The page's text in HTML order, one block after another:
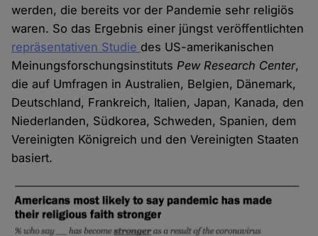
werden, die bereits vor der Pandemie sehr religiös
waren. So das Ergebnis einer jüngst veröffentlichten
repräsentativen Studie des US-amerikanischen
MeinungsforschungsinstitutsPew Research Center,
die auf Umfragen in Australien, Belgien, Dänemark,
Deutschland, Frankreich, Italien, Japan, Kanada, den
Niederlanden, Südkorea, Schweden, Spanien, dem
Vereinigten Königreich und den Vereinigten Staaten
basiert.